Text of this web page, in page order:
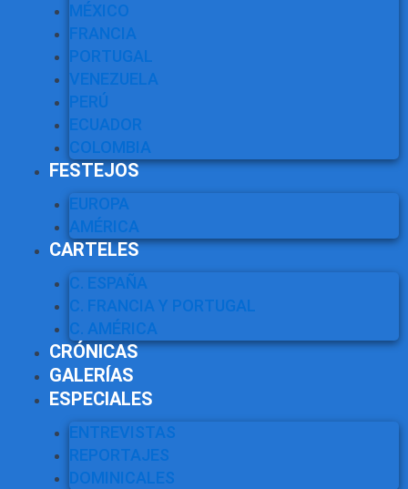
MÉXICO
FRANCIA
PORTUGAL
VENEZUELA
PERÚ
ECUADOR
COLOMBIA
FESTEJOS
EUROPA
AMÉRICA
CARTELES
C. ESPAÑA
C. FRANCIA Y PORTUGAL
C. AMÉRICA
CRÓNICAS
GALERÍAS
ESPECIALES
ENTREVISTAS
REPORTAJES
DOMINICALES